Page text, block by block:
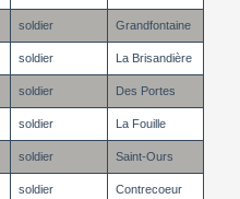
soldier Grandfontaine
soldier La Brisandière
soldier Des Portes
soldier La Fouille
soldier Saint-Ours
soldier Contrecoeur